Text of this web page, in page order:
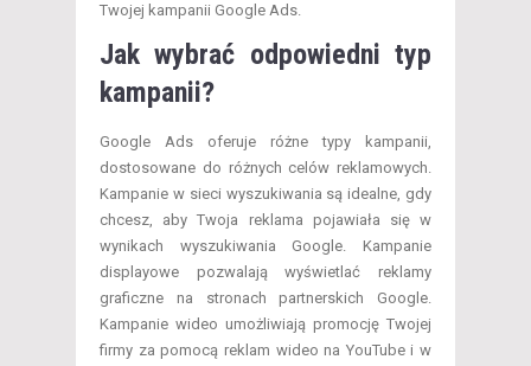
Twojej kampanii Google Ads.
Jak wybrać odpowiedni typ
kampanii?
Google Ads oferuje różne typy kampanii,
dostosowane do różnych celów reklamowych.
Kampanie w sieci wyszukiwania są idealne, gdy
chcesz, aby Twoja reklama pojawiała się w
wynikach wyszukiwania Google. Kampanie
displayowe pozwalają wyświetlać reklamy
graficzne na stronach partnerskich Google.
Kampanie wideo umożliwiają promocję Twojej
firmy za pomocą reklam wideo na YouTube i w